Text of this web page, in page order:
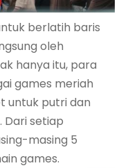
berlatih baris
oleh
hanya itu, para
games meriah
untuk putri dan
setiap
masing 5
games.